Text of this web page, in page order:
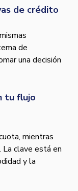
de crédito
de
una decisión
tu flujo
mientras
La clave está en
y la